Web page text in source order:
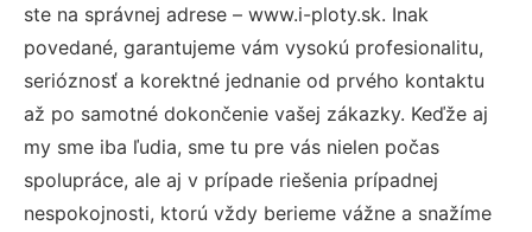
ste na správnej adrese – www.i-ploty.sk. Inak
povedané, garantujeme vám vysokú profesionalitu,
serióznosť a korektné jednanie od prvého kontaktu
až po samotné dokončenie vašej zákazky. Keďže aj
my sme iba ľudia, sme tu pre vás nielen počas
spolupráce, ale aj v prípade riešenia prípadnej
nespokojnosti, ktorú vždy berieme vážne a snažíme